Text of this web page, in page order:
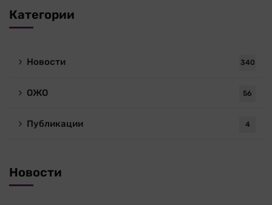
Категории
Новости 340
ОЖО 56
Публикации 4
Новости